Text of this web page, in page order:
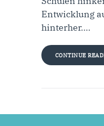
Entwicklung
hinterher.…
CONTINUE